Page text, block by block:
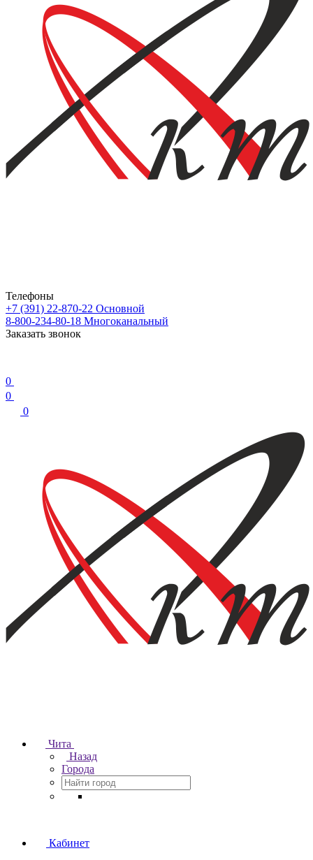
Телефоны
+7 (391) 22-870-22 Основной
8-800-234-80-18 Многоканальный
Заказать звонок
0
0
0
Чита
Назад
Города
Кабинет